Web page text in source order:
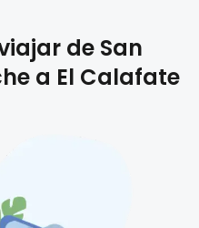
de San
a El Calafate